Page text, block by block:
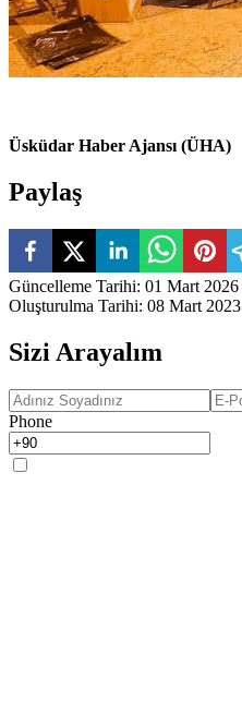
Üsküdar Haber Ajansı (ÜHA)
Paylaş
Güncelleme Tarihi: 01 Mart 2026
Oluşturulma Tarihi: 08 Mart 2023
Sizi Arayalım
Phone